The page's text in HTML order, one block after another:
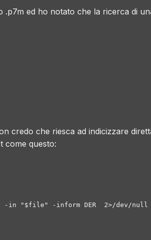
ed ho notato che la ricerca di
credo che riesca ad indicizzare
come questo:
in "$file" -inform DER  2>/dev/